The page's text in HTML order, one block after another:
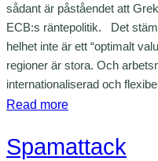
sådant är påståendet att
ECB:s räntepolitik. Det
helhet inte är ett “optimalt
regioner är stora. Och
internationaliserad och
Read more:
r
Spamattack